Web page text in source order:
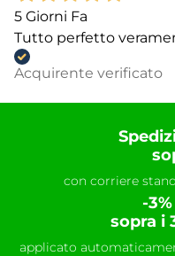
5 Giorni Fa
Tutto perfetto
Acquirente verificato
con corriere
-
sopra i
applicato